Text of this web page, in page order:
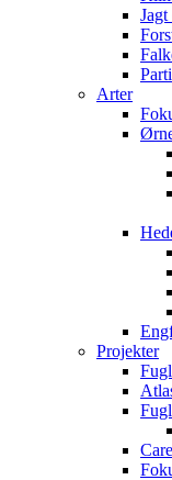
Arter
Projekter